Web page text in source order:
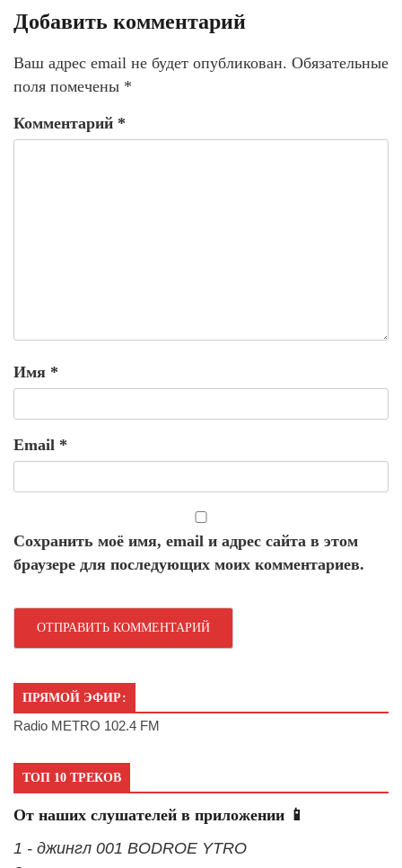
Добавить комментарий
Ваш адрес email не будет опубликован. Обязательные
поля помечены *
Комментарий *
Имя *
Email *
Сохранить моё имя, email и адрес сайта в этом
браузере для последующих моих комментариев.
ПРЯМОЙ ЭФИР:
Radio METRO 102.4 FM
ТОП 10 ТРЕКОВ
От наших слушателей в приложении 📱
1 - джингл 001 BODROE YTRO